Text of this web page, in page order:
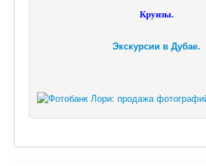
Круизы.
Экскурсии в Дубае.